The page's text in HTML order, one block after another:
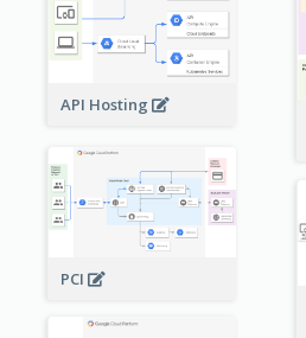
API Hosting
PCI